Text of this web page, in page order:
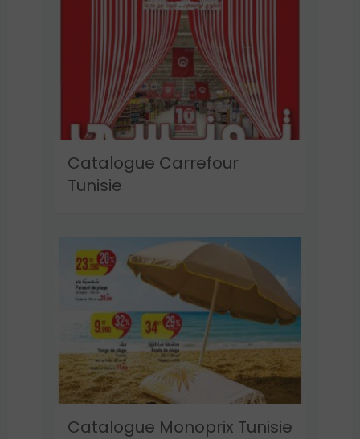
Catalogue Carrefour
Tunisie
Catalogue Monoprix Tunisie